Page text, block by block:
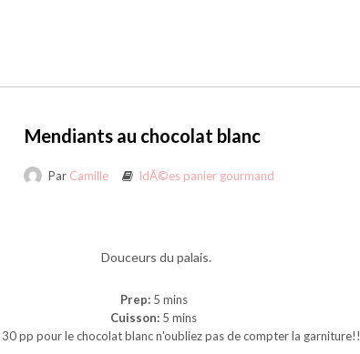
Mendiants au chocolat blanc
Par Camille IdÃ©es panier gourmand
Douceurs du palais.
Prep:5 mins
Cuisson: 5 mins
30 pp pour le chocolat blanc n'oubliez pas de compter la garniture!!